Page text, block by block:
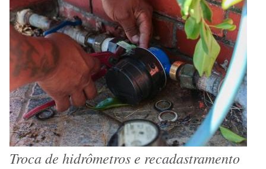
Troca de hidrômetros e recadastramento